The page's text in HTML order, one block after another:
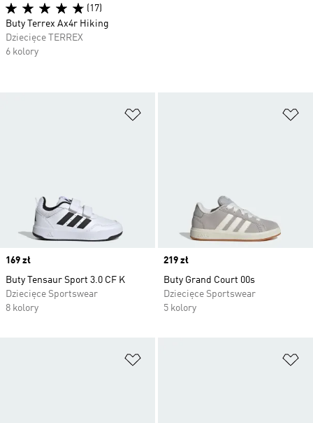
Price
169 zł
Buty Tensaur Sport 3.0 CF K
Dziecięce Sportswear
8 kolory
Price
219 zł
Buty Grand Court 00s
Dziecięce Sportswear
5 kolory
(17)
Buty Terrex Ax4r Hiking
Dziecięce TERREX
6 kolory